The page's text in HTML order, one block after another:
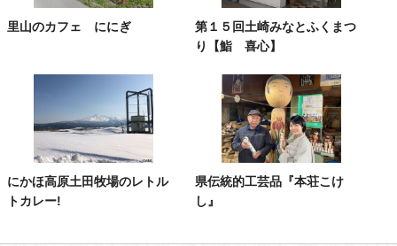
里山のカフェ ににぎ
第１５回土崎みなとふくまつ
り【鮨 喜心】
にかほ高原土田牧場のレトル
トカレー!
県伝統的工芸品『本荘こけ
し』